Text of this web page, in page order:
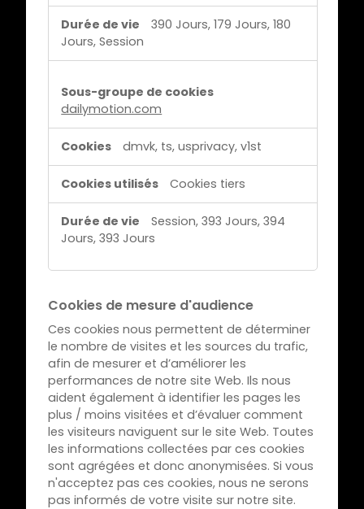
i
i
b
390 Jours, 179 Jours, 180
Jours, Session
dailymotion.com
dmvk, ts, usprivacy, v1st
Cookies tiers
Session, 393 Jours, 394
Jours, 393 Jours
Cookies de mesure d'audience
Ces cookies nous permettent de déterminer
le nombre de visites et les sources du trafic,
afin de mesurer et d’améliorer les
performances de notre site Web. Ils nous
aident également à identifier les pages les
plus / moins visitées et d’évaluer comment
les visiteurs naviguent sur le site Web. Toutes
les informations collectées par ces cookies
sont agrégées et donc anonymisées. Si vous
n'acceptez pas ces cookies, nous ne serons
pas informés de votre visite sur notre site.